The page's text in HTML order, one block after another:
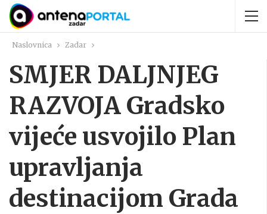
Naslovnica Zadar
SMJER DALJNJEG
RAZVOJA Gradsko
vijeće usvojilo Plan
upravljanja
destinacijom Grada